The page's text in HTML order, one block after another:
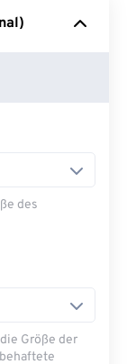
des
Größe der